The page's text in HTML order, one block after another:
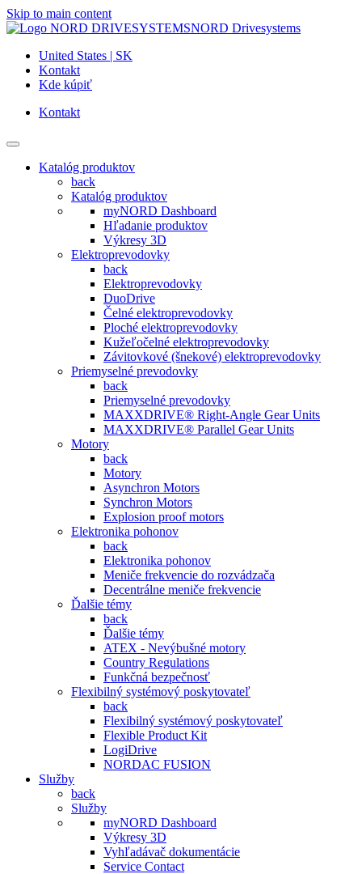
Skip to main content
NORD Drivesystems
United States | SK
Kontakt
Kde kúpiť
Kontakt
Katalóg produktov
back
Katalóg produktov
myNORD Dashboard
Hľadanie produktov
Výkresy 3D
Elektroprevodovky
back
Elektroprevodovky
DuoDrive
Čelné elektroprevodovky
Ploché elektroprevodovky
Kužeľočelné elektroprevodovky
Závitovkové (šnekové) elektroprevodovky
Priemyselné prevodovky
back
Priemyselné prevodovky
MAXXDRIVE® Right-Angle Gear Units
MAXXDRIVE® Parallel Gear Units
Motory
back
Motory
Asynchron Motors
Synchron Motors
Explosion proof motors
Elektronika pohonov
back
Elektronika pohonov
Meniče frekvencie do rozvádzača
Decentrálne meniče frekvencie
Ďalšie témy
back
Ďalšie témy
ATEX - Nevýbušné motory
Country Regulations
Funkčná bezpečnosť
Flexibilný systémový poskytovateľ
back
Flexibilný systémový poskytovateľ
Flexible Product Kit
LogiDrive
NORDAC FUSION
Služby
back
Služby
myNORD Dashboard
Výkresy 3D
Vyhľadávač dokumentácie
Service Contact